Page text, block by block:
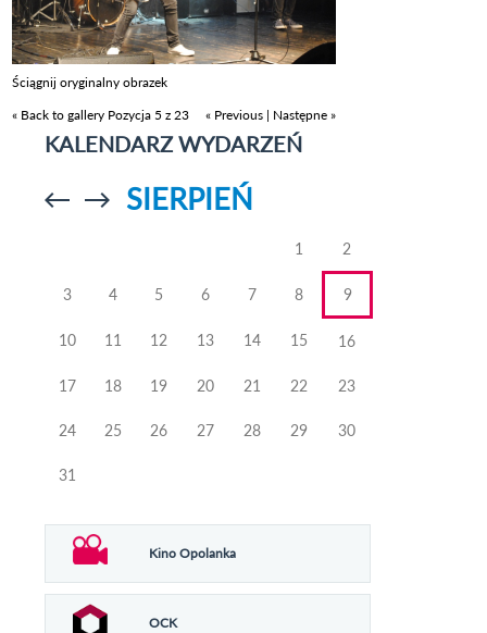
Ściągnij oryginalny obrazek
« Back to gallery Pozycja 5 z 23 « Previous | Następne »
KALENDARZ WYDARZEŃ
Przejdź doPrzejdź do
SIERPIEŃ
1 2
3 4 5 6 7 8 9
10 11 12 13 14 15 16
17 18 19 20 21 22 23
24 25 26 27 28 29 30
31
Kino Opolanka
OCK